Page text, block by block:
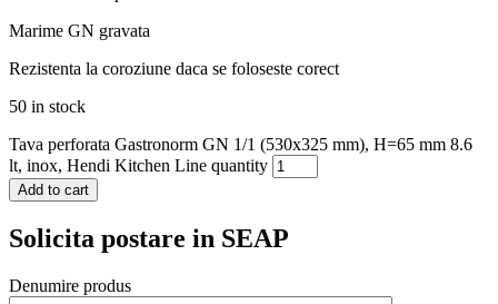
Marime GN gravata
Rezistenta la coroziune daca se foloseste corect
50 in stock
Tava perforata Gastronorm GN 1/1 (530x325 mm), H=65 mm 8.6
lt, inox, Hendi Kitchen Line quantity
Add to cart
Solicita postare in SEAP
Denumire produs